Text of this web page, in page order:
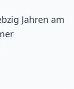
Jahren am